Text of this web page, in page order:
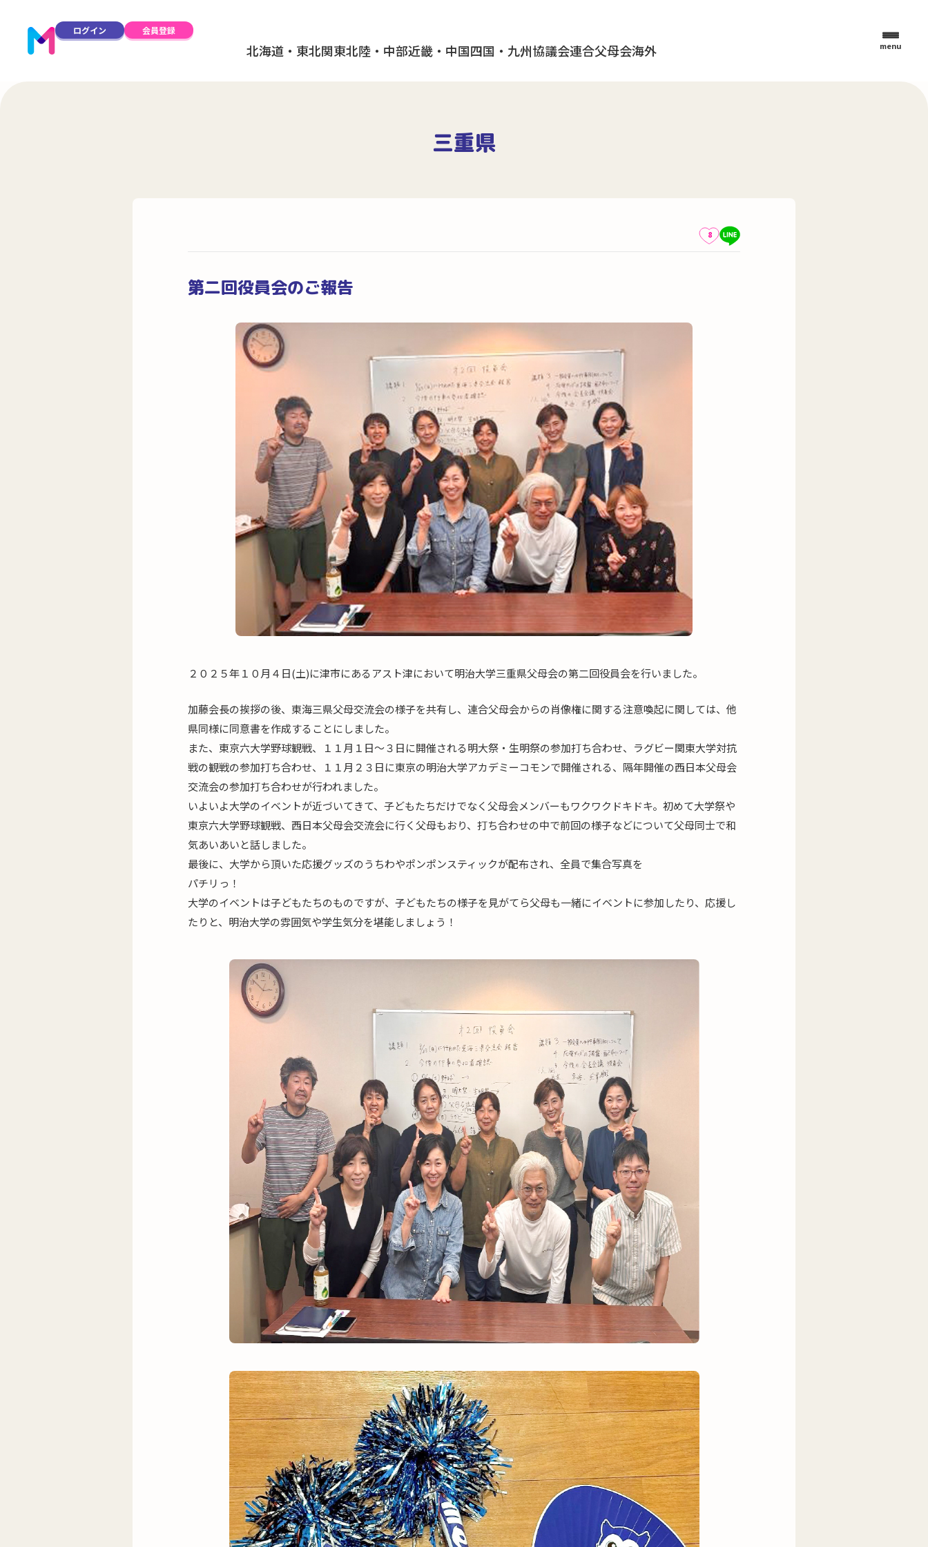
ログイン 会員登録
北海道・東北関東北陸・中部近畿・中国四国・九州協議会連合父母会海外 menu
三重県
8
第二回役員会のご報告
２０２５年１０月４日(土)に津市にあるアスト津において明治大学三重県父母会の第二回役員会を行いました。
加藤会長の挨拶の後、東海三県父母交流会の様子を共有し、連合父母会からの肖像権に関する注意喚起に関しては、他
県同様に同意書を作成することにしました。
また、東京六大学野球観戦、１１月１日～３日に開催される明大祭・生明祭の参加打ち合わせ、ラグビー関東大学対抗
戦の観戦の参加打ち合わせ、１１月２３日に東京の明治大学アカデミーコモンで開催される、隔年開催の西日本父母会
交流会の参加打ち合わせが行われました。
いよいよ大学のイベントが近づいてきて、子どもたちだけでなく父母会メンバーもワクワクドキドキ。初めて大学祭や
東京六大学野球観戦、西日本父母会交流会に行く父母もおり、打ち合わせの中で前回の様子などについて父母同士で和
気あいあいと話しました。
最後に、大学から頂いた応援グッズのうちわやポンポンスティックが配布され、全員で集合写真を
パチリっ！
大学のイベントは子どもたちのものですが、子どもたちの様子を見がてら父母も一緒にイベントに参加したり、応援し
たりと、明治大学の雰囲気や学生気分を堪能しましょう！